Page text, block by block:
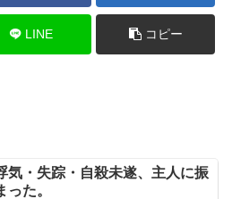
LINE コピー
気・失踪・自殺未遂、主人に振
た。